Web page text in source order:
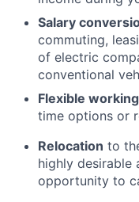
Salary
commuting,
of electric
conventional
Flexible
time options or
Relocation to
highly desirable
opportunity to